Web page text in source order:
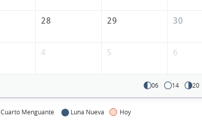
28 29 30
4 5 6
06 14 20
Cuarto Menguante Luna Nueva Hoy